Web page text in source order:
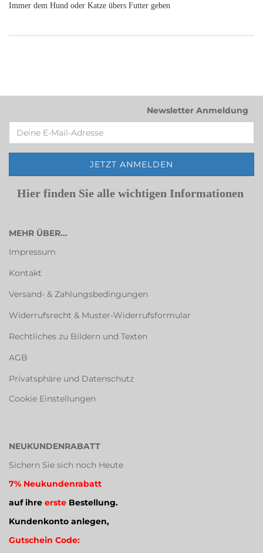
Immer dem Hund oder Katze übers Futter geben
Newsletter Anmeldung
Hier finden Sie alle wichtigen Informationen
MEHR ÜBER...
Impressum
Kontakt
Versand- & Zahlungsbedingungen
Widerrufsrecht & Muster-Widerrufsformular
Rechtliches zu Bildern und Texten
AGB
Privatsphäre und Datenschutz
Cookie Einstellungen
NEUKUNDENRABATT
Sichern Sie sich noch Heute
7% Neukundenrabatt
auf ihre erste Bestellung.
Kundenkonto anlegen,
Gutschein Code: